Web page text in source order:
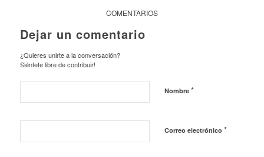
COMENTARIOS
Dejar un comentario
¿Quieres unirte a la conversación?
Siéntete libre de contribuir!
Nombre *
Correo electrónico *